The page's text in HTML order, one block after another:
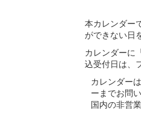
本カレンダー
ができない日
カレンダーに
込受付日は、
カレンダー
ーまでお問
国内の非営